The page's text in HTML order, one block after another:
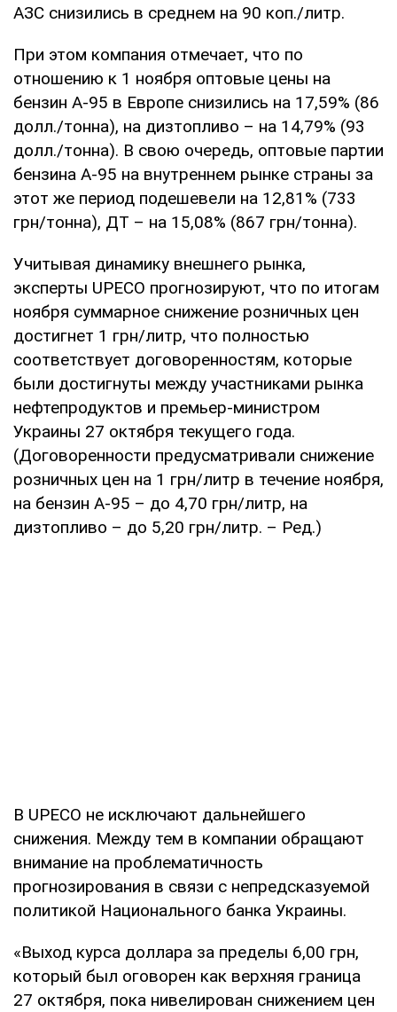
АЗС снизились в среднем на 90 коп./литр.
При этом компания отмечает, что по
отношению к 1 ноября оптовые цены на
бензин А-95 в Европе снизились на 17,59% (86
долл./тонна), на дизтопливо – на 14,79% (93
долл./тонна). В свою очередь, оптовые партии
бензина А-95 на внутреннем рынке страны за
этот же период подешевели на 12,81% (733
грн/тонна), ДТ – на 15,08% (867 грн/тонна).
Учитывая динамику внешнего рынка,
эксперты UPECO прогнозируют, что по итогам
ноября суммарное снижение розничных цен
достигнет 1 грн/литр, что полностью
соответствует договоренностям, которые
были достигнуты между участниками рынка
нефтепродуктов и премьер-министром
Украины 27 октября текущего года.
(Договоренности предусматривали снижение
розничных цен на 1 грн/литр в течение ноября,
на бензин А-95 – до 4,70 грн/литр, на
дизтопливо – до 5,20 грн/литр. – Ред.)
В UPECO не исключают дальнейшего
снижения. Между тем в компании обращают
внимание на проблематичность
прогнозирования в связи с непредсказуемой
политикой Национального банка Украины.
«Выход курса доллара за пределы 6,00 грн,
который был оговорен как верхняя граница
27 октября, пока нивелирован снижением цен